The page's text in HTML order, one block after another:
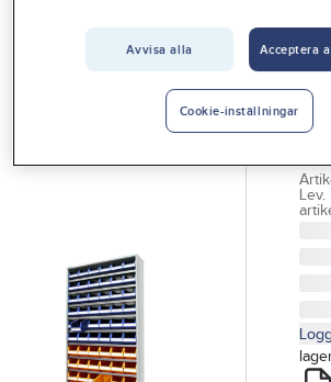
Lev.
Avvisa alla Acceptera
Cookie-inställningar